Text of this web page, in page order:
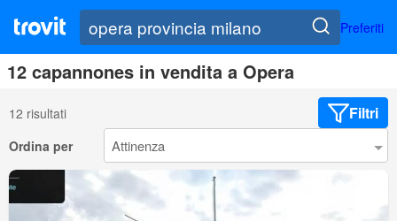
Preferiti
12 capannones in vendita a Opera
12 risultati Filtri
Ordina per